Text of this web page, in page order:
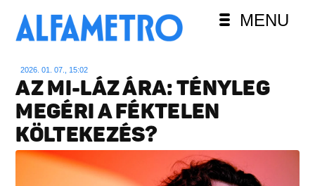
MENU
2026. 01. 07., 15:02
AZ MI-LÁZ ÁRA: TÉNYLEG
MEGÉRI A FÉKTELEN
KÖLTEKEZÉS?